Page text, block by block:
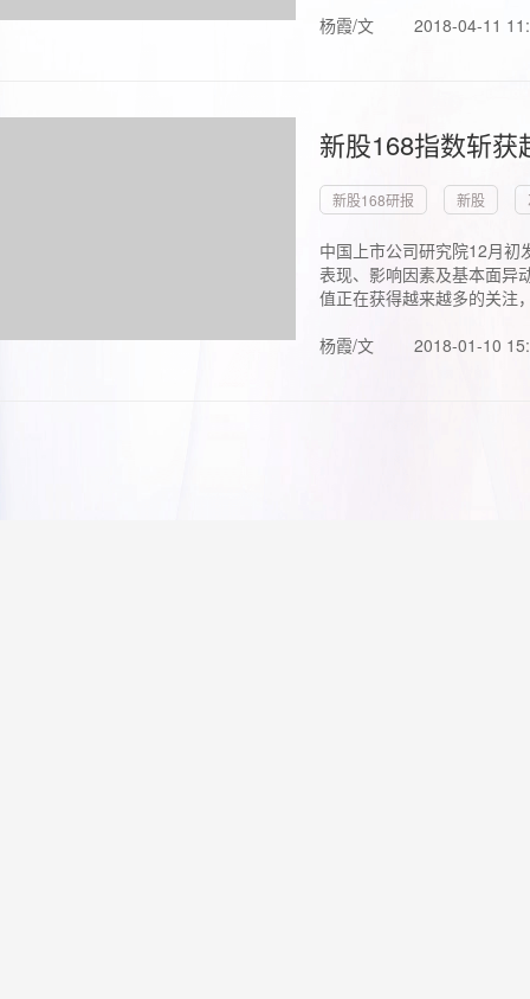
杨霞/文 2018-04-11
新股168指数斩
新股168研报 新股
中国上市公司研究院12月初
表现、影响因素及基本面异
值正在获得越来越多的关注
杨霞/文
2018-01-10